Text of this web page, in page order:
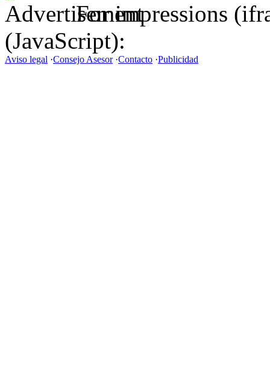
For impressions
(JavaScript):
Aviso legal ·Consejo Asesor·Contacto ·Publicidad